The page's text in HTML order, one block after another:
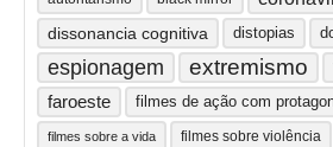
dissonancia cognitiva distopias
espionagem extremismo
faroeste filmes de ação com
filmes sobre a vida filmes sobre violência